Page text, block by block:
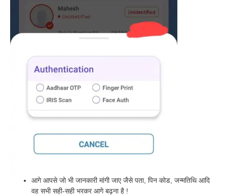
आगे आपसे जो भी जानकारी मांगी जाए जैसे पता, पिन कोड, जन्मतिथि आदि
वह सभी सही-सही भरकर आगे बढ़ना है !